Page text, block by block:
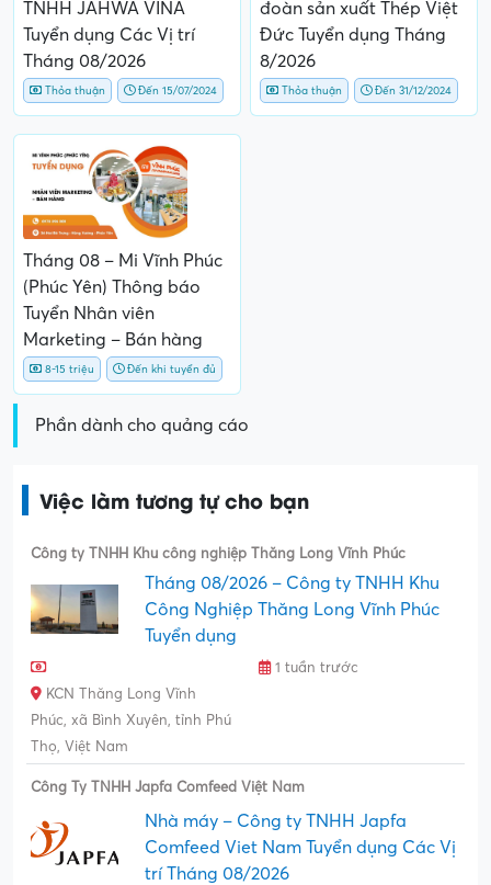
TNHH JAHWA VINA
Tuyển dụng Các Vị trí
Tháng 08/2026
Thỏa thuận Đến 15/07/2024
đoàn sản xuất Thép Việt
Đức Tuyển dụng Tháng
8/2026
Thỏa thuận Đến 31/12/2024
Tháng 08 – Mi Vĩnh Phúc
(Phúc Yên) Thông báo
Tuyển Nhân viên
Marketing – Bán hàng
8-15 triệu Đến khi tuyển đủ
Phần dành cho quảng cáo
Việc làm tương tự cho bạn
Công ty TNHH Khu công nghiệp Thăng Long Vĩnh Phúc
Tháng 08/2026 – Công ty TNHH Khu
Công Nghiệp Thăng Long Vĩnh Phúc
Tuyển dụng
1 tuần trước
KCN Thăng Long Vĩnh
Phúc, xã Bình Xuyên, tỉnh Phú
Thọ, Việt Nam
Công Ty TNHH Japfa Comfeed Việt Nam
Nhà máy – Công ty TNHH Japfa
Comfeed Viet Nam Tuyển dụng Các Vị
trí Tháng 08/2026